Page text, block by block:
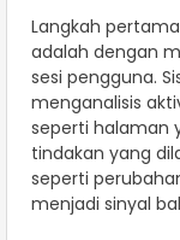
Langkah
adalah dengan
sesi pengguna.
menganalisis
seperti halaman
tindakan yang
seperti
menjadi sinyal